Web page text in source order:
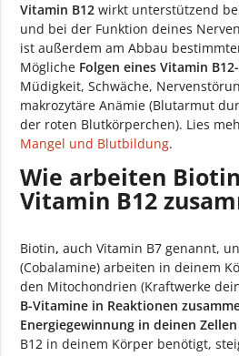
Vitamin B12 wirkt unterstützend
und bei der Funktion deines
ist außerdem am Abbau
Mögliche Folgen eines Vitamin
Müdigkeit, Schwäche,
makrozytäre Anämie (Blutarmut
der roten Blutkörperchen). Lies
Mangel und Blutbildung.
Wie arbeiten
Vitamin B12
Biotin,auch Vitamin B7 genannt,
(Cobalamine) arbeiten in deinem
den Mitochondrien (Kraftwerke
B-Vitamine in Reaktionen
Energiegewinnung in deinen
B12 in deinem Körper benötigt,